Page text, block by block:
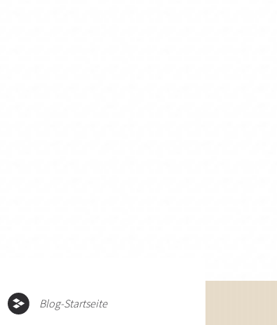
Blog-Startseite